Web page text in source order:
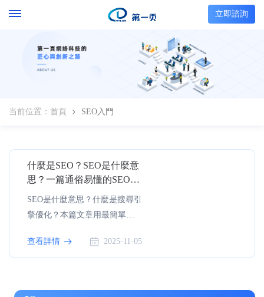
立即諮詢
当前位置： 首頁 SEO入門
什麼是SEO？SEO是什麼意
思？一篇通俗易懂的SEO入
門教程
SEO是什麼意思？什麼是搜尋引
擎優化？本篇文章用最簡單的
作用與入門基礎，讓你快速了
解什麼是SEO優化及其用途。
思？我們可以用一個最簡單的
查看詳情 2025-11-05